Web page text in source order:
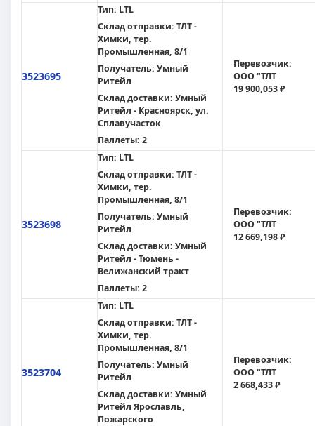
3523695
Тип: LTL
Склад отправки: ТЛТ -
Химки, тер.
Промышленная, 8/1
Получатель: Умный
Ритейл
Склад доставки: Умный
Ритейл - Красноярск, ул.
Сплавучасток
Паллеты: 2
Перевозчик:
ООО "ТЛТ
19 900,053 ₽
3523698
Тип: LTL
Склад отправки: ТЛТ -
Химки, тер.
Промышленная, 8/1
Получатель: Умный
Ритейл
Склад доставки: Умный
Ритейл - Тюмень -
Велижанский тракт
Паллеты: 2
Перевозчик:
ООО "ТЛТ
12 669,198 ₽
3523704
Тип: LTL
Склад отправки: ТЛТ -
Химки, тер.
Промышленная, 8/1
Получатель: Умный
Ритейл
Склад доставки: Умный
Ритейл Ярославль,
Пожарского
Перевозчик:
ООО "ТЛТ
2 668,433 ₽